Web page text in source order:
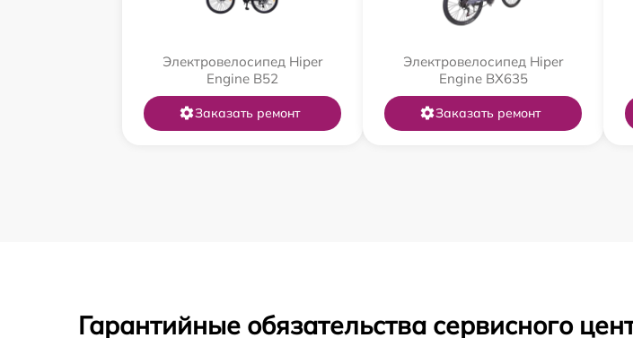
Электровелосипед Hiper
Engine B52
Заказать ремонт
Электровелосипед Hiper
Engine BX635
Заказать ремонт
Гарантийные обязательства сервисного